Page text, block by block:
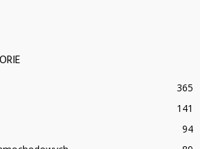
365
141
94